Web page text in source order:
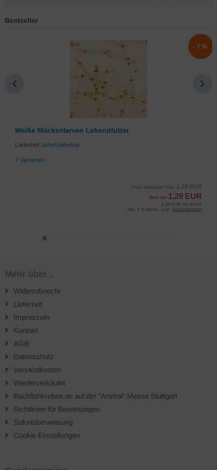
Bestseller
Weiße Mückenlarven Lebendfutter
Lieferzeit: sofort lieferbar
7 Varianten
Unser bisheriger Preis 1,39 EUR
Jetzt nur 1,29 EUR
-7%
1,29 EUR pro Stück
inkl. 7 % MwSt. zzgl. Versandkosten
Mehr über...
Widerrufsrecht
Lieferzeit
Impressum
Kontakt
AGB
Datenschutz
Versandkosten
Wiederverkäufer
Bachflohkrebse.de auf der "Animal" Messe Stuttgart
Richtlinien für Bewertungen
Sofortüberweisung
Cookie Einstellungen